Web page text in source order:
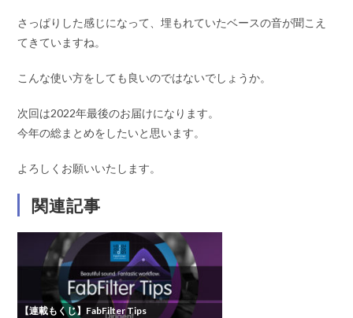
さっぱりした感じになって、埋もれていたベースの音が聞こえ
てきていますね。
こんな使い方をしても良いのではないでしょうか。
次回は2022年最後のお届けになります。
今年の総まとめをしたいと思います。
よろしくお願いいたします。
関連記事
【連載もくじ】FabFilter Tips